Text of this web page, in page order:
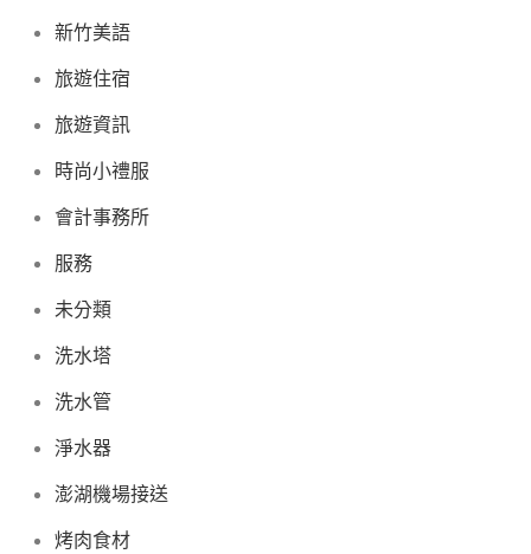
新竹美語
旅遊住宿
旅遊資訊
時尚小禮服
會計事務所
服務
未分類
洗水塔
洗水管
淨水器
澎湖機場接送
烤肉食材